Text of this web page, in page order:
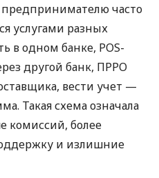
предпринимателю часто
услугами разных
в одном банке, POS-
другой банк, ПРРО
вести учет —
Такая схема означала
комиссий, более
и излишние